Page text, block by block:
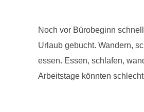
Noch vor Bürobeginn
Urlaub gebucht. Wandern,
essen. Essen, schlafen,
Arbeitstage könnten